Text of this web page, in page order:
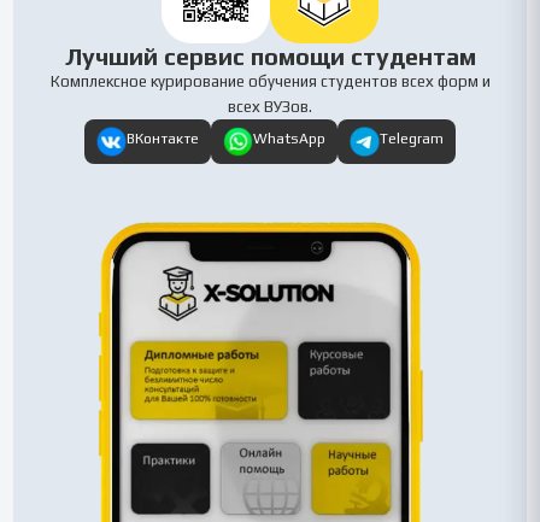
Лучший сервис помощи студентам
Комплексное курирование обучения студентов всех форм и
всех ВУЗов.
ВКонтакте WhatsApp Telegram